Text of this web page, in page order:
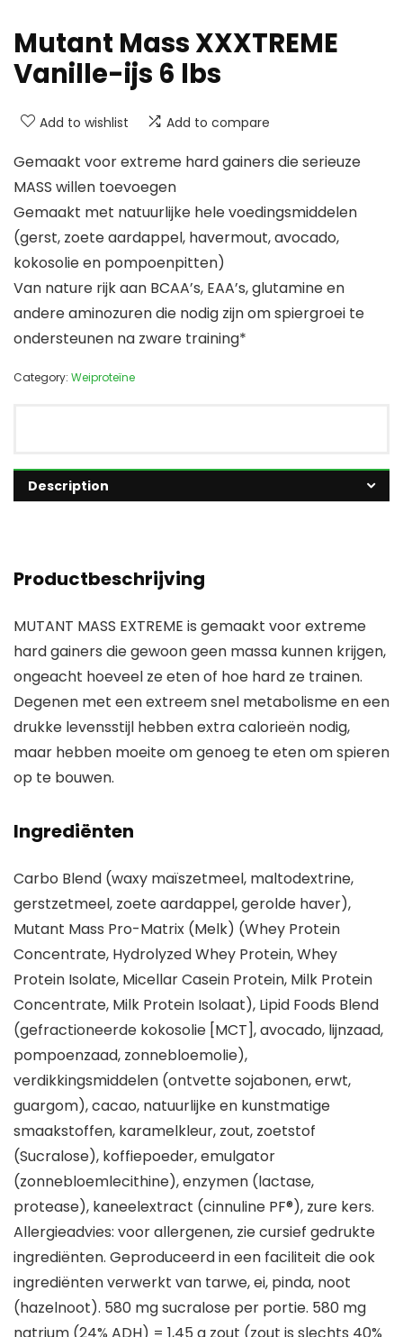
Mutant Mass XXXTREME
Vanille-ijs 6 lbs
Add to wishlist Add to compare
Gemaakt voor extreme hard gainers die serieuze
MASS willen toevoegen
Gemaakt met natuurlijke hele voedingsmiddelen
(gerst, zoete aardappel, havermout, avocado,
kokosolie en pompoenpitten)
Van nature rijk aan BCAA’s, EAA’s, glutamine en
andere aminozuren die nodig zijn om spiergroei te
ondersteunen na zware training*
Category: Weiproteïne
Description
Productbeschrijving
MUTANT MASS EXTREME is gemaakt voor extreme
hard gainers die gewoon geen massa kunnen krijgen,
ongeacht hoeveel ze eten of hoe hard ze trainen.
Degenen met een extreem snel metabolisme en een
drukke levensstijl hebben extra calorieën nodig,
maar hebben moeite om genoeg te eten om spieren
op te bouwen.
Ingrediënten
Carbo Blend (waxy maïszetmeel, maltodextrine,
gerstzetmeel, zoete aardappel, gerolde haver),
Mutant Mass Pro-Matrix (Melk) (Whey Protein
Concentrate, Hydrolyzed Whey Protein, Whey
Protein Isolate, Micellar Casein Protein, Milk Protein
Concentrate, Milk Protein Isolaat), Lipid Foods Blend
(gefractioneerde kokosolie [MCT], avocado, lijnzaad,
pompoenzaad, zonnebloemolie),
verdikkingsmiddelen (ontvette sojabonen, erwt,
guargom), cacao, natuurlijke en kunstmatige
smaakstoffen, karamelkleur, zout, zoetstof
(Sucralose), koffiepoeder, emulgator
(zonnebloemlecithine), enzymen (lactase,
protease), kaneelextract (cinnuline PF®), zure kers.
Allergieadvies: voor allergenen, zie cursief gedrukte
ingrediënten. Geproduceerd in een faciliteit die ook
ingrediënten verwerkt van tarwe, ei, pinda, noot
(hazelnoot). 580 mg sucralose per portie. 580 mg
natrium (24% ADH) = 1,45 g zout (zout is slechts 40%